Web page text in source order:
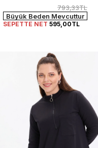
793,33TL
Büyük Beden Mevcuttur
SEPETTE NET 595,00TL